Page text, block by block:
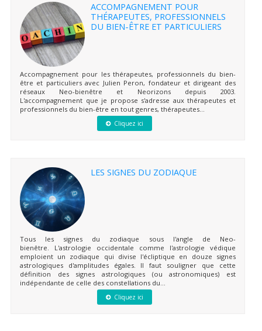
ACCOMPAGNEMENT POUR
THÉRAPEUTES, PROFESSIONNELS
DU BIEN-ÊTRE ET PARTICULIERS
Accompagnement pour les thérapeutes, professionnels du bien-
être et particuliers avec Julien Peron, fondateur et dirigeant des
réseaux Neo-bienêtre et Neorizons depuis 2003.
L'accompagnement que je propose s'adresse aux thérapeutes et
professionnels du bien-être en tout genres, thérapeutes...
Cliquez ici
LES SIGNES DU ZODIAQUE
Tous les signes du zodiaque sous l'angle de Neo-
bienêtre. L'astrologie occidentale comme l'astrologie védique
emploient un zodiaque qui divise l'écliptique en douze signes
astrologiques d'amplitudes égales. Il faut souligner que cette
définition des signes astrologiques (ou astronomiques) est
indépendante de celle des constellations du...
Cliquez ici